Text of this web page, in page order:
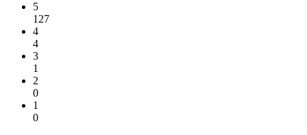
5
127
4
4
3
1
2
0
1
0